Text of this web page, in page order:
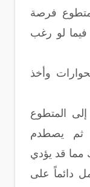
فرصة
فيما لو رغب
وأخذ
المتطوع
ثم يصطدم
مما قد يؤدي
دائماً على